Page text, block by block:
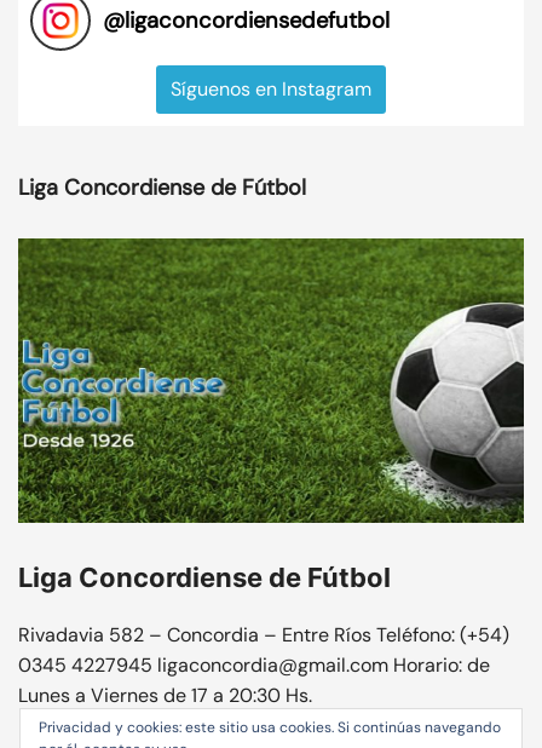
@ligaconcordiensedefutbol
Síguenos en Instagram
Liga Concordiense de Fútbol
Liga Concordiense de Fútbol
Rivadavia 582 – Concordia – Entre Ríos Teléfono: (+54)
0345 4227945 ligaconcordia@gmail.com Horario: de
Lunes a Viernes de 17 a 20:30 Hs.
Privacidad y cookies: este sitio usa cookies. Si continúas navegando